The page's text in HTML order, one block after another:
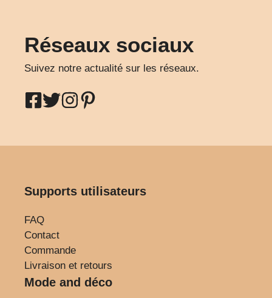
Réseaux sociaux
Suivez notre actualité sur les réseaux.
Supports utilisateurs
FAQ
Contact
Commande
Livraison et retours
Mode and déco